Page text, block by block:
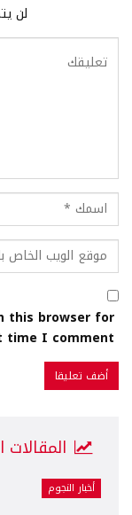
لن
this browser for
time I comment.
المقالات
أخبار النجوم